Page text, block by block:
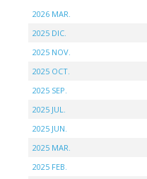
2026 MAR.
2025 DIC.
2025 NOV.
2025 OCT.
2025 SEP.
2025 JUL.
2025 JUN.
2025 MAR.
2025 FEB.